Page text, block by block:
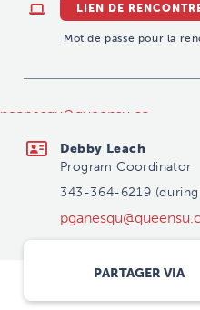
LIEN DE
Mot de passe pour la
pganesqu@queensu.ca
Debby Leach
Program Coordinator
343-364-6219
PARTAGER VIA